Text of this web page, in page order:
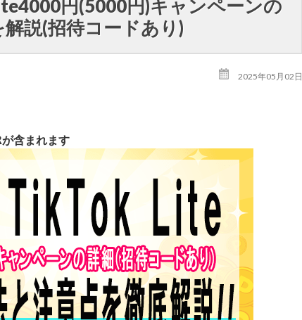
円(5000円)キャンペーンの
説(招待コードあり)
2025年05月02日
含まれます